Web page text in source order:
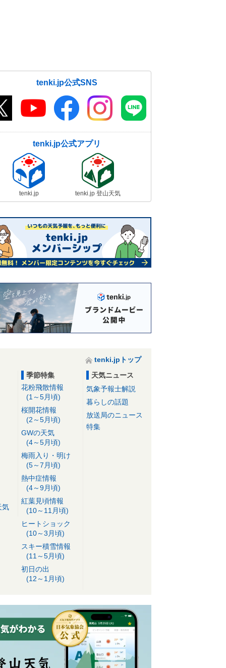
tenki.jp公式SNS
tenki.jp公式アプリ
tenki.jp tenki.jp 登山天気
tenki.jpトップ
気
季節特集
花粉飛散情報
(1～5月頃)
桜開花情報
(2～5月頃)
GWの天気
(4～5月頃)
梅雨入り・明け
(5～7月頃)
熱中症情報
(4～9月頃)
紅葉見頃情報
(10～11月頃)
ヒートショック
(10～3月頃)
スキー積雪情報
(11～5月頃)
初日の出
(12～1月頃)
天気ニュース
気象予報士解説
暮らしの話題
放送局のニュース
特集